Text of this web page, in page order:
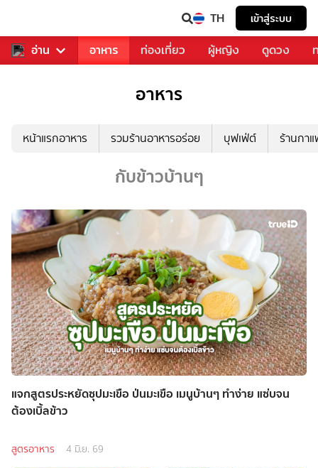
TH เข้าสู่ระบบ
อ่าน
รวงการเพลง อาหาร ท่องเที่ยว ผู้หญิง ดูดวง
อาหาร
หน้าแรกอาหาร รวมร้านอาหารอร่อย บุฟเฟ่ต์ ร้านกา
กับข้าวบ้านๆ
แจกสูตรประหยัดซุปมะเขือ ป่นมะเขือ เมนูบ้านๆ ทำง่าย แซ่บจน
ต้องเบิ้ลข้าว
สูตรอาหาร 4 มิ.ย. 69